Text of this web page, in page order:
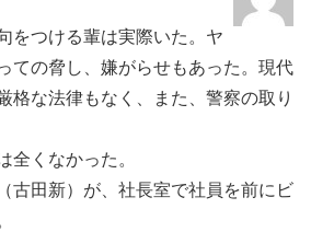
をつける輩は実際いた。ヤ
ての脅し、嫌がらせもあった。現代
格な法律もなく、また、警察の取り
全くなかった。
古田新）が、社長室で社員を前にビ